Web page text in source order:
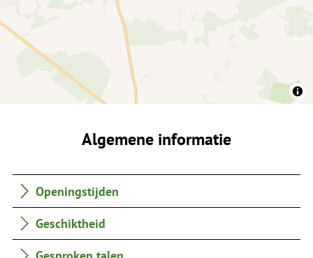
Algemene informatie
Openingstijden
Geschiktheid